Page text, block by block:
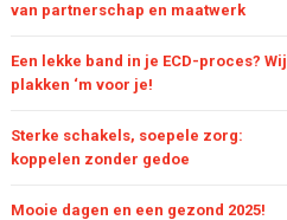
van partnerschap en maatwerk
Een lekke band in je ECD-proces? Wij
plakken ‘m voor je!
Sterke schakels, soepele zorg:
koppelen zonder gedoe
Mooie dagen en een gezond 2025!